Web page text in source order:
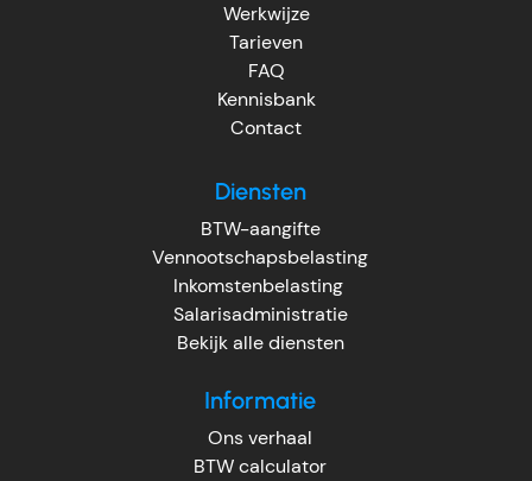
Werkwijze
Tarieven
FAQ
Kennisbank
Contact
Diensten
BTW-aangifte
Vennootschapsbelasting
Inkomstenbelasting
Salarisadministratie
Bekijk alle diensten
Informatie
Ons verhaal
BTW calculator